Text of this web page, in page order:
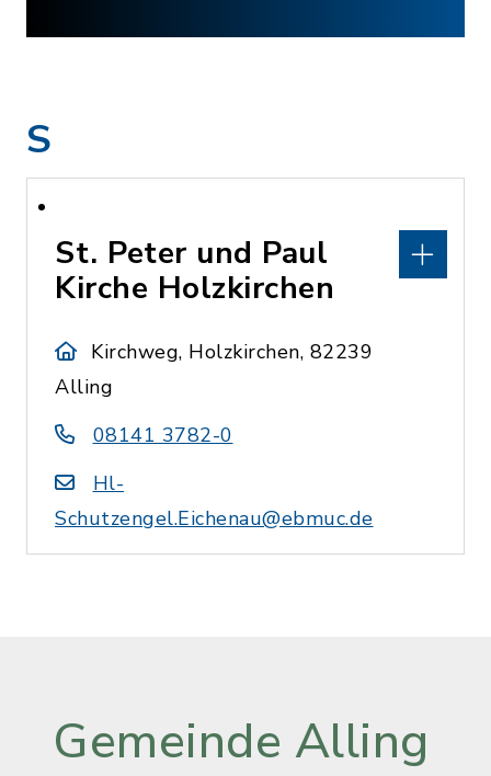
S
St. Peter und Paul
Kirche Holzkirchen
Kirchweg, Holzkirchen, 82239
Alling
08141 3782-0
Hl-
Schutzengel.Eichenau@ebmuc.de
Gemeinde Alling